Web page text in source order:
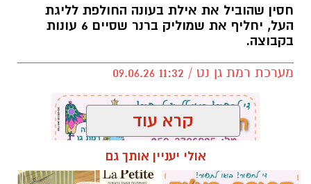
חסין שהוביל את אילת בעונה החולפת לליגת
העל, יחליף את שמוליק ברנר שסיים 6 עונות
בקבוצה.
מערכת רמת גן נט / 11:32 09.06.26
תגים:אלעד חסין, מכבי רמת גן
קרא עוד
אולי יעניין אותך גם